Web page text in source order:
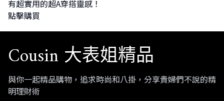
有超實用的超A穿搭靈感！
點擊購買
Cousin 大表姐精品
與你一起精品購物，追求時尚和八掛，分享貴婦們不說的精
明理財術